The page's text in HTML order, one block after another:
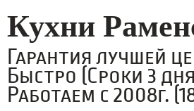
Кухни
Гарантия лучшей
Быстро (Сроки 3
Работаем с 2008г.